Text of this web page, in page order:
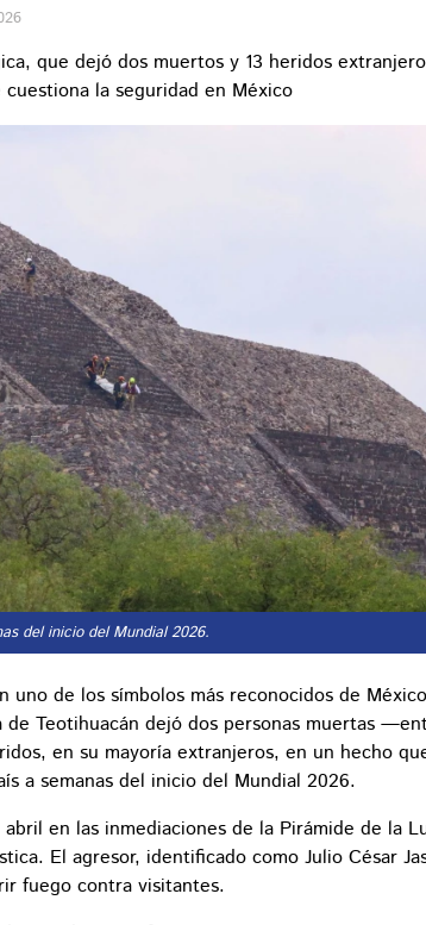
que dejó dos muertos y 13 heridos
la seguridad en México
del inicio del Mundial 2026.
uno de los símbolos más reconocidos de
Teotihuacán dejó dos personas muertas
en su mayoría extranjeros, en un hecho
a semanas del inicio del Mundial 2026.
en las inmediaciones de la Pirámide de la
El agresor, identificado como Julio César
fuego contra visitantes.